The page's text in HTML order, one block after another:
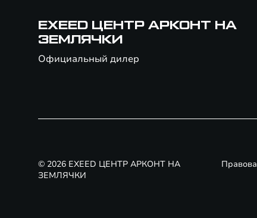
EXEED ЦЕНТР АРКОНТ НА
ЗЕМЛЯЧКИ
Официальный дилер
© 2026 EXEED ЦЕНТР АРКОНТ НА
ЗЕМЛЯЧКИ